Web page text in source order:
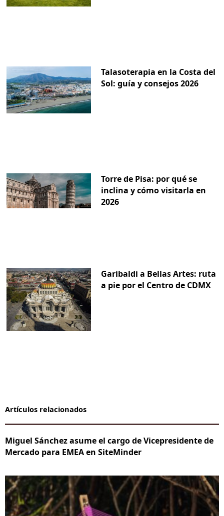
Talasoterapia en la Costa del
Sol: guía y consejos 2026
Torre de Pisa: por qué se
inclina y cómo visitarla en
2026
Garibaldi a Bellas Artes: ruta
a pie por el Centro de CDMX
Artículos relacionados
Miguel Sánchez asume el cargo de Vicepresidente de
Mercado para EMEA en SiteMinder